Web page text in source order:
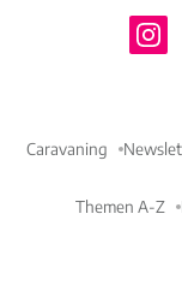
Caravaning
Themen A-Z